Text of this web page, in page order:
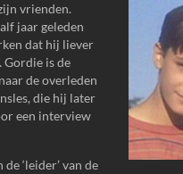
vrienden.
jaar geleden
dat hij liever
Gordie is de
de overleden
die hij later
een interview
‘leider’ van de